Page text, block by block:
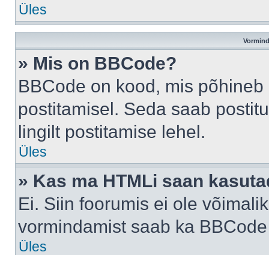
Üles
» Mis on BBCode?
BBCode on kood, mis
postitamisel. Seda saab
lingilt postitamise lehel.
Üles
» Kas ma HTMLi saan
Ei. Siin foorumis ei ole
vormindamist saab ka
Üles